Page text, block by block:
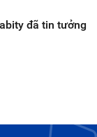
đã tin tưởng